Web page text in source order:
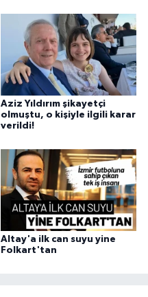
Aziz Yıldırım şikayetçi
olmuştu, o kişiyle ilgili karar
verildi!
Altay'a ilk can suyu yine
Folkart'tan